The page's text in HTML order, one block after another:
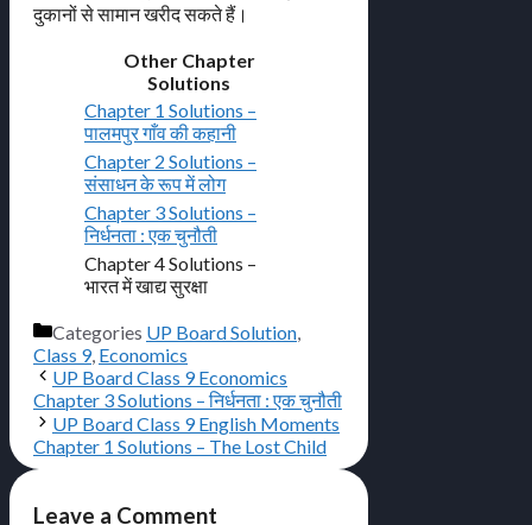
दुकानों से सामान खरीद सकते हैं।
Other Chapter
Solutions
Chapter 1 Solutions –
पालमपुर गाँव की कहानी
Chapter 2 Solutions –
संसाधन के रूप में लोग
Chapter 3 Solutions –
निर्धनता : एक चुनौती
Chapter 4 Solutions –
भारत में खाद्य सुरक्षा
Categories UP Board Solution
Class 9, Economics
UP Board Class 9 Economics
Chapter 3 Solutions – निर्धनता : एक चुनौती
UP Board Class 9 English Moments
Chapter 1 Solutions – The Lost Child
Leave a Comment